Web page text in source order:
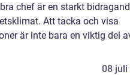
chef är en starkt
Att tacka och visa
är inte bara en viktig del
08 juli